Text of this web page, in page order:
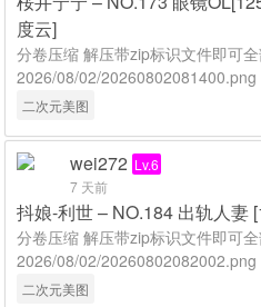
度云]
分卷压缩 解压带zip标识文件即可
2026/08/02/20260802081400.png
二次元美图
wei272 Lv.6
7 天前
抖娘-利世 – NO.184 出轨人妻
分卷压缩 解压带zip标识文件即可
2026/08/02/20260802082002.png
二次元美图